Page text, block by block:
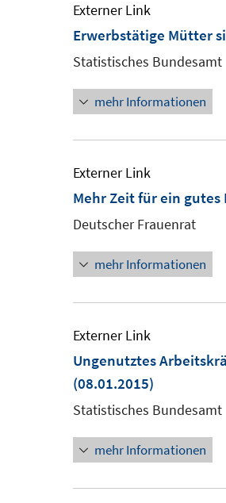
Externer Link
Erwerbstätige Mütter
Statistisches Bundesamt
mehr Informationen
Externer Link
Mehr Zeit für ein
Deutscher Frauenrat
mehr Informationen
Externer Link
Ungenutztes
(08.01.2015)
Statistisches Bundesamt
mehr Informationen